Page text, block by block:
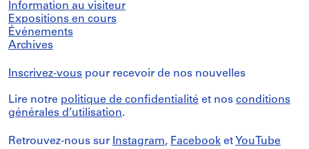
Information au visiteur
Expositions en cours
Événements
Archives
Inscrivez-vous pour recevoir de nos nouvelles
Lire notre politique de confidentialité et nos conditions
générales d’utilisation.
Retrouvez-nous sur Instagram, Facebook et YouTube